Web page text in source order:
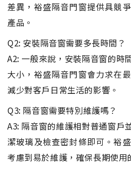
差異，裕盛隔音門窗提供具競
產品。
Q2: 安裝隔音窗需要多長時間？
A2: 一般來說，安裝隔音窗的時
大小，裕盛隔音門窗會力求在
減少對客戶日常生活的影響。
Q3: 隔音窗需要特別維護嗎？
A3: 隔音窗的維護相對普通窗戶
潔玻璃及檢查密封條即可。裕
考慮到易於維護，確保長期使用